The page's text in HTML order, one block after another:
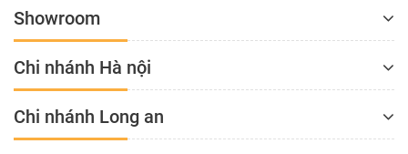
Showroom
Chi nhánh Hà nội
Chi nhánh Long an